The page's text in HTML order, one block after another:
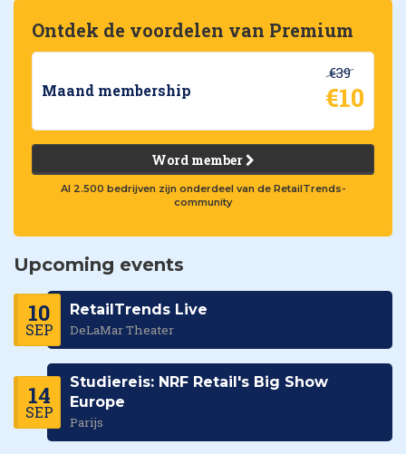
Ontdek de voordelen van Premium
Maand membership
€39
€10
Word member
Al 2.500 bedrijven zijn onderdeel van de RetailTrends-
community
Upcoming events
10
SEP
RetailTrends Live
DeLaMar Theater
14
SEP
Studiereis: NRF Retail's Big Show
Europe
Parijs